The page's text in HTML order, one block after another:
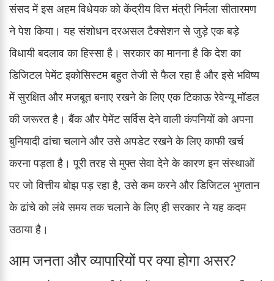
संसद में इस अहम विधेयक को केंद्रीय वित्त मंत्री निर्मला सीतारमण
ने पेश किया। यह संशोधन दरअसल टैक्सेशन से जुड़े एक बड़े
विधायी बदलाव का हिस्सा है। सरकार का मानना है कि देश का
डिजिटल पेमेंट इकोसिस्टम बहुत तेजी से फैल रहा है और इसे भविष्य
में सुरक्षित और मजबूत बनाए रखने के लिए एक टिकाऊ रेवेन्यू मॉडल
की जरूरत है। बैंक और पेमेंट सर्विस देने वाली कंपनियों को अपना
बुनियादी ढांचा चलाने और उसे अपडेट रखने के लिए काफी खर्च
करना पड़ता है। पूरी तरह से मुफ्त सेवा देने के कारण इन संस्थाओं
पर जो वित्तीय बोझ पड़ रहा है, उसे कम करने और डिजिटल भुगतान
के ढांचे को लंबे समय तक चलाने के लिए ही सरकार ने यह कदम
उठाया है।
आम जनता और व्यापारियों पर क्या होगा असर?